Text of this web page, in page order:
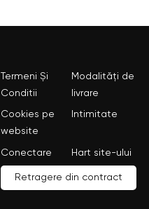
Termeni Și
Conditii
Modalități de
livrare
Cookies pe
website
Intimitate
Conectare Hart site-ului
Retragere din contract